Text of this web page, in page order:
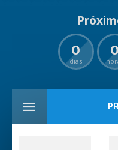
0
dias